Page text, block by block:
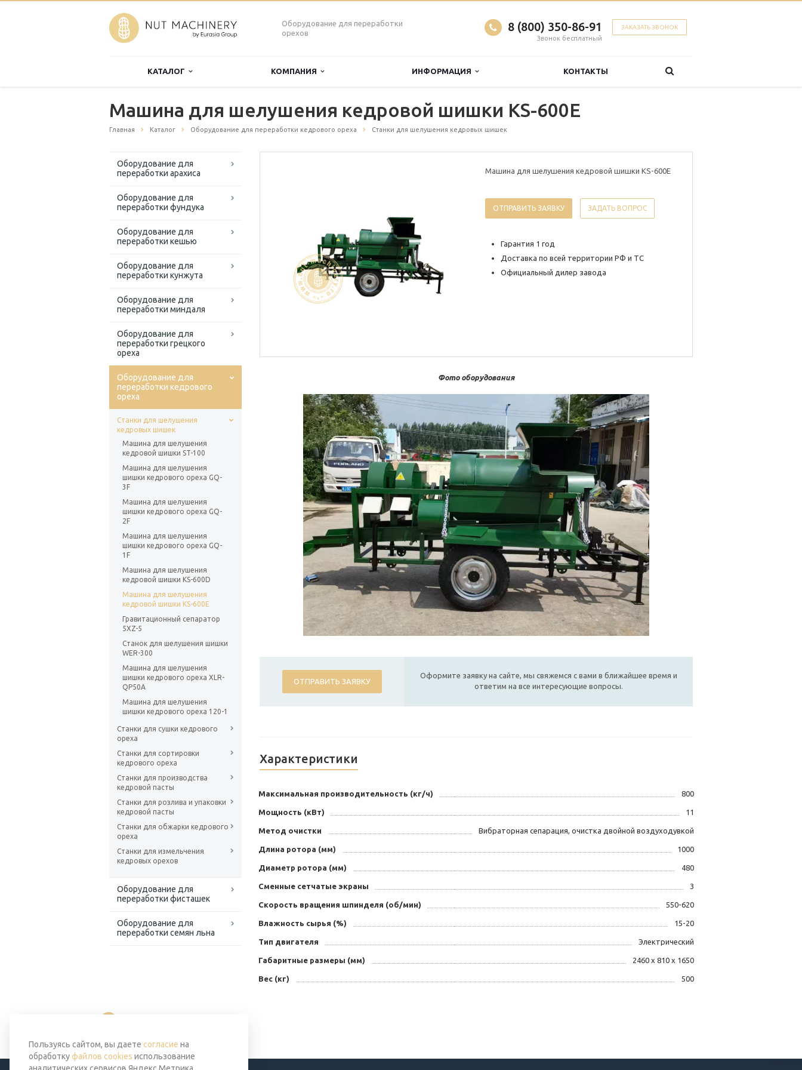
Оборудование для переработки
орехов
ЗАКАЗАТЬ ЗВОНОК
8 (800) 350-86-91
Звонок бесплатный
КАТАЛОГ КОМПАНИЯ ИНФОРМАЦИЯ КОНТАКТЫ
Машина для шелушения кедровой шишки KS-600E
Главная Каталог Оборудование для переработки кедрового ореха Станки для шелушения кедровых шишек
Оборудование для
переработки арахиса
Оборудование для
переработки фундука
Оборудование для
переработки кешью
Оборудование для
переработки кунжута
Оборудование для
переработки миндаля
Оборудование для
переработки грецкого
ореха
Оборудование для
переработки кедрового
ореха
Станки для шелушения
кедровых шишек
Машина для шелушения
кедровой шишки ST-100
Машина для шелушения
шишки кедрового ореха GQ-
3F
Машина для шелушения
шишки кедрового ореха GQ-
2F
Машина для шелушения
шишки кедрового ореха GQ-
1F
Машина для шелушения
кедровой шишки KS-600D
Машина для шелушения
кедровой шишки KS-600E
Гравитационный сепаратор
5XZ-5
Станок для шелушения шишки
WER-300
Машина для шелушения
шишки кедрового ореха XLR-
QP50A
Машина для шелушения
шишки кедрового ореха 120-1
Станки для сушки кедрового
ореха
Станки для сортировки
кедрового ореха
Станки для производства
кедровой пасты
Станки для розлива и упаковки
кедровой пасты
Станки для обжарки кедрового
ореха
Станки для измельчения
кедровых орехов
Оборудование для
переработки фисташек
Оборудование для
переработки семян льна
Машина для шелушения кедровой шишки KS-600E
ОТПРАВИТЬ ЗАЯВКУ ЗАДАТЬ ВОПРОС
Гарантия 1 год
Доставка по всей территории РФ и ТС
Официальный дилер завода
Фото оборудования
ОТПРАВИТЬ ЗАЯВКУ
Оформите заявку на сайте, мы свяжемся с вами в ближайшее время и
ответим на все интересующие вопросы.
Характеристики
Максимальная производительность (кг/ч) 800
Мощность (кВт) 11
Метод очистки Вибраторная сепарация, очистка двойной воздуходувкой
Длина ротора (мм) 1000
Диаметр ротора (мм) 480
Сменные сетчатые экраны 3
Скорость вращения шпинделя (об/мин) 550-620
Влажность сырья (%) 15-20
Тип двигателя Электрический
Габаритные размеры (мм) 2460 х 810 х 1650
Вес (кг) 500
Пользуясь сайтом, вы даете согласие на
обработкуфайлов cookies использование